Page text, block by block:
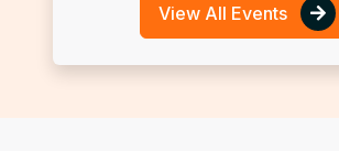
View All Events